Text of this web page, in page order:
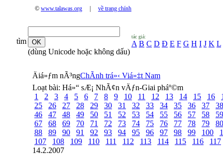
© www.talawas.org về trang chính
tìm
(dùng Unicode hoặc không dấu)
tác giả:
A B C D Đ E F G H I J K L
Äiá»ƒm nÃ³ngChÃ­nh trá»‹ Viá»‡t Nam
Loạt bài: Há»“ sÆ¡ NhÃ¢n vÄƒn-Giai pháº©m
1
2 3 4 5 6 7 8 9 10 11 12 13 14 15 16
25
26 27 28 29 30 31 32 33 34 35 36 37
38
46
47 48 49 50 51 52 53 54 55 56 57 58
59
67
68 69 70 71 72 73 74 75 76 77 78 79
80
88
89 90 91 92 93 94 95 96 97 98 99 100
107
108 109 110 111 112 113 114 115 116
117
14.2.2007